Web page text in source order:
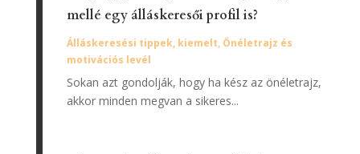
mellé egy álláskeresői profil is?
Álláskeresési tippek, kiemelt, Önéletrajz és
motivációs levél
Sokan azt gondolják, hogy ha kész az önéletrajz,
akkor minden megvan a sikeres...